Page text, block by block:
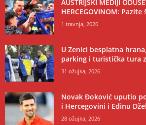
AUSTRIJSKI MEDIJI
HERCEGOVINOM:
1 travnja, 2026
U Zenici besplatna
parking i turistička tura
31 ožujka, 2026
Novak Đoković uputio
i Hercegovini i Edinu
28 ožujka, 2026